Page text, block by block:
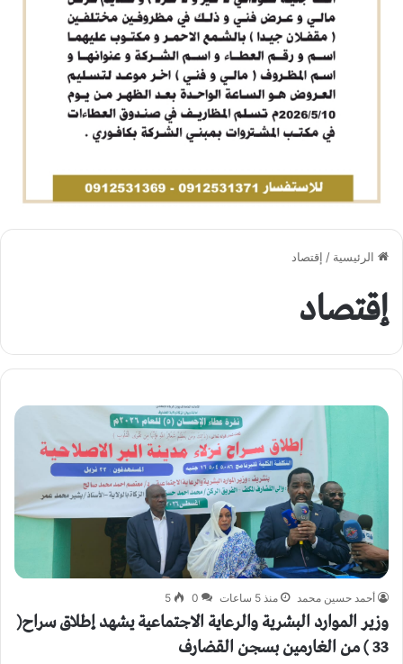
الرئيسية / إقتصاد
إقتصاد
أحمد حسين محمد منذ 5 ساعات 0
5
وزير الموارد البشرية والرعاية الاجتماعية يشهد إطلاق سراح(
33 ) من الغارمين بسجن القضارف